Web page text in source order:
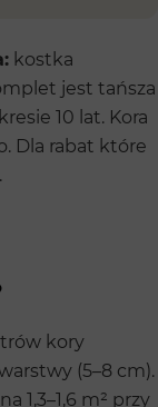
kostka
jest tańsza
10 lat. Kora
Dla rabat które
kory
(5–8 cm).
1,3–1,6 m² przy